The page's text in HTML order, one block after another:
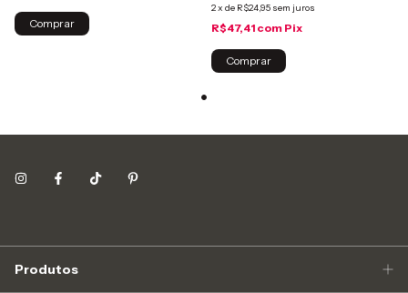
2x de R$24,95 sem juros
R$47,41 com Pix
Produtos